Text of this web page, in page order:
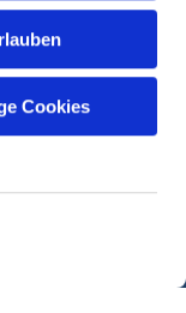
Cookies